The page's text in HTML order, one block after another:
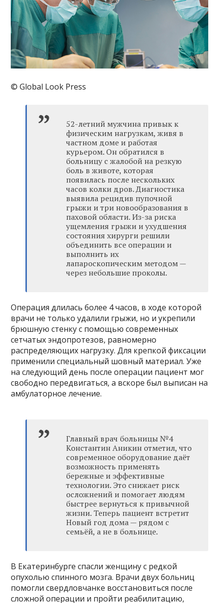
© Global Look Press
52-летний мужчина привык к
физическим нагрузкам, живя в
частном доме и работая
курьером. Он обратился в
больницу с жалобой на резкую
боль в животе, которая
появилась после нескольких
часов колки дров. Диагностика
выявила рецидив пупочной
грыжи и три новообразования в
паховой области. Из-за риска
ущемления грыжи и ухудшения
состояния хирурги решили
объединить все операции и
выполнить их
лапароскопическим методом —
через небольшие проколы.
Операция длилась более 4 часов, в ходе которой
врачи не только удалили грыжи, но и укрепили
брюшную стенку с помощью современных
сетчатых эндопротезов, равномерно
распределяющих нагрузку. Для крепкой фиксации
применили специальный шовный материал. Уже
на следующий день после операции пациент мог
свободно передвигаться, а вскоре был выписан на
амбулаторное лечение.
Главный врач больницы №4
Константин Аникин отметил, что
современное оборудование даёт
возможность применять
бережные и эффективные
технологии. Это снижает риск
осложнений и помогает людям
быстрее вернуться к привычной
жизни. Теперь пациент встретит
Новый год дома — рядом с
семьёй, а не в больнице.
В Екатеринбурге спасли женщину с редкой
опухолью спинного мозга. Врачи двух больниц
помогли свердловчанке восстановиться после
сложной операции и пройти реабилитацию,